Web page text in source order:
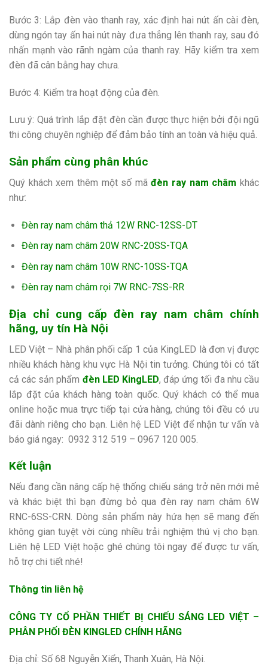
Bước 3: Lắp đèn vào thanh ray, xác định hai nút ấn cài đèn,
dùng ngón tay ấn hai nút này đưa thẳng lên thanh ray, sau đó
nhấn mạnh vào rãnh ngàm của thanh ray. Hãy kiểm tra xem
đèn đã cân bằng hay chưa.
Bước 4: Kiểm tra hoạt động của đèn.
Lưu ý: Quá trình lắp đặt đèn cần được thực hiện bởi đội ngũ
thi công chuyên nghiệp để đảm bảo tính an toàn và hiệu quả.
Sản phẩm cùng phân khúc
Quý khách xem thêm một số mãđèn ray nam châm khác
như:
Đèn ray nam châm thả 12W RNC-12SS-DT
Đèn ray nam châm 20W RNC-20SS-TQA
Đèn ray nam châm 10W RNC-10SS-TQA
Đèn ray nam châm rọi 7W RNC-7SS-RR
Địa chỉ cung cấp đèn ray nam châm chính
hãng, uy tín Hà Nội
LED Việt – Nhà phân phối cấp 1 của KingLED là đơn vị được
nhiều khách hàng khu vực Hà Nội tin tưởng. Chúng tôi có tất
cả các sản phẩm đèn LED KingLED, đáp ứng tối đa nhu cầu
lắp đặt của khách hàng toàn quốc. Quý khách có thể mua
online hoặc mua trực tiếp tại cửa hàng, chúng tôi đều có ưu
đãi dành riêng cho bạn. Liên hệ LED Việt để nhận tư vấn và
báo giá ngay: 0932 312 519 – 0967 120 005.
Kết luận
Nếu đang cần nâng cấp hệ thống chiếu sáng trở nên mới mẻ
và khác biệt thì bạn đừng bỏ qua đèn ray nam châm 6W
RNC-6SS-CRN. Dòng sản phẩm này hứa hẹn sẽ mang đến
không gian tuyệt vời cùng nhiều trải nghiệm thú vị cho bạn.
Liên hệ LED Việt hoặc ghé chúng tôi ngay để được tư vấn,
hỗ trợ chi tiết nhé!
Thông tin liên hệ
CÔNG TY CỔ PHẦN THIẾT BỊ CHIẾU SÁNG LED VIỆT –
PHÂN PHỐI ĐÈN KINGLED CHÍNH HÃNG
Địa chỉ: Số 68 Nguyễn Xiển, Thanh Xuân, Hà Nội.